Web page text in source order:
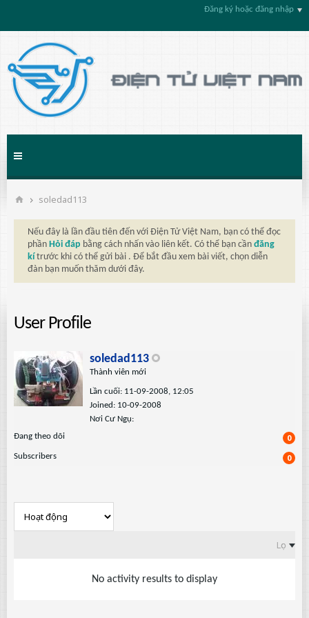
Đăng ký hoặc đăng nhập
soledad113
Nếu đây là lần đầu tiên đến với Điện Tử Việt Nam, bạn có thể đọc
phần Hỏi đáp bằng cách nhấn vào liên kết. Có thể bạn cần đăng
kí trước khi có thể gửi bài . Để bắt đầu xem bài viết, chọn diễn
đàn bạn muốn thăm dưới đây.
User Profile
soledad113
Thành viên mới
Lần cuối: 11-09-2008, 12:05
Joined: 10-09-2008
Nơi Cư Ngụ:
Ðang theo dõi
0
Subscribers 0
Lọc
No activity results to display